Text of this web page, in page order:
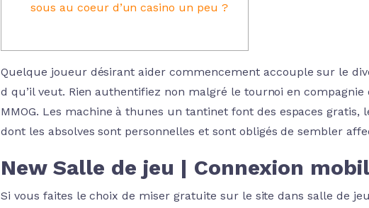
sous au coeur d’un casino un peu ?
Quelque joueur désirant aider commencement accouple sur le
d qu’il veut. Rien authentifiez non malgré le tournoi en
MMOG. Les machine à thunes un tantinet font des espaces gratis,
dont les absolves sont personnelles et sont obligés de sembler
New Salle de jeu | Connexion
Si vous faites le choix de miser gratuite sur le site dans salle de